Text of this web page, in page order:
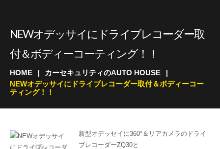
NEWオデッサイにドライブレコーダー取
付＆ボディーコーティング！！
HOME
カーセキュリティのAUTO HOUSE
NEWオデッサイにドライブレコーダー取付＆ボディーコー
ティング！！
新型オデッセイに360°＆リアカメラのドライ
ブレコーダーZQ30と